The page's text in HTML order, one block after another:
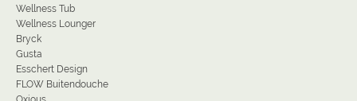
Wellness Tub
Wellness Lounger
Bryck
Gusta
Esschert Design
FLOW Buitendouche